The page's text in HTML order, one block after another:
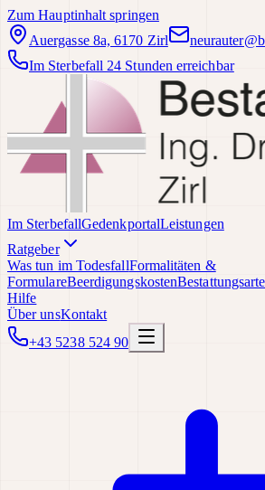
Zum Hauptinhalt springen
Auergasse 8a, 6170 Zirl
Im Sterbefall 24 Stunden erreichbar
Im SterbefallGedenkportalLeistungen
Ratgeber
Was tun im TodesfallFormalitäten &
FormulareBeerdigungskosten
Hilfe
Über unsKontakt
+43 5238 524 90